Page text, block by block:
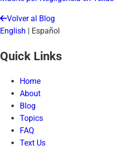
Volver al Blog
English | Español
Quick Links
Home
About
Blog
Topics
FAQ
Text Us